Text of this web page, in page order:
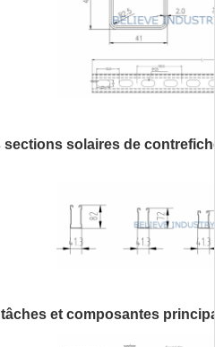
sections solaires de
et composantes